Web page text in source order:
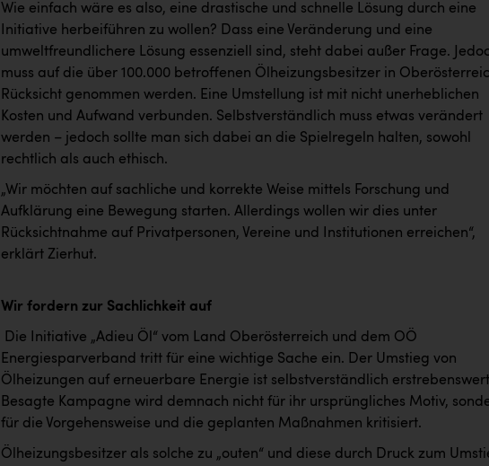
Wie einfach wäre es also, eine drastische und schnelle Lösung durch eine
Initiative herbeiführen zu wollen? Dass eine Veränderung und eine
umweltfreundlichere Lösung essenziell sind, steht dabei außer Frage.
muss auf die über 100.000 betroffenen Ölheizungsbesitzer in
Rücksicht genommen werden. Eine Umstellung ist mit nicht unerheblichen
Kosten und Aufwand verbunden. Selbstverständlich muss etwas verändert
werden – jedoch sollte man sich dabei an die Spielregeln halten, sowohl
rechtlich als auch ethisch.
„Wir möchten auf sachliche und korrekte Weise mittels Forschung und
Aufklärung eine Bewegung starten. Allerdings wollen wir dies unter
Rücksichtnahme auf Privatpersonen, Vereine und Institutionen erreichen“,
erklärt Zierhut.
Wir fordern zur Sachlichkeit auf
Die Initiative „Adieu Öl“ vom Land Oberösterreich und dem OÖ
Energiesparverband tritt für eine wichtige Sache ein. Der Umstieg von
Ölheizungen auf erneuerbare Energie ist selbstverständlich
Besagte Kampagne wird demnach nicht für ihr ursprüngliches Motiv,
für die Vorgehensweise und die geplanten Maßnahmen kritisiert.
Ölheizungsbesitzer als solche zu „outen“ und diese durch Druck zum